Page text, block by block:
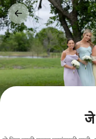
कंटेंटवर
जा
जे